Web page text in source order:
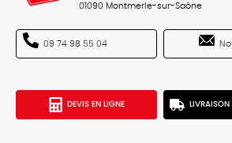
01090 Montmerle-sur-Saône
09 74 98 55 04
DEVIS EN LIGNE LIVRAISON